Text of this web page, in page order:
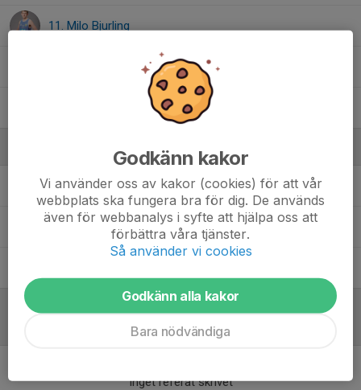
11. Milo Bjurling
0. Sebastian Frank-Gamez
Elias KovácsCoach
Erik Grahn GustafssonAdmin-assistent
Inget referat skrivet
Godkänn kakor
Vi använder oss av kakor (cookies) för att vår
webbplats ska fungera bra för dig. De används
även för webbanalys i syfte att hjälpa oss att
förbättra våra tjänster.
Så använder vi cookies
Godkänn alla kakor
Bara nödvändiga